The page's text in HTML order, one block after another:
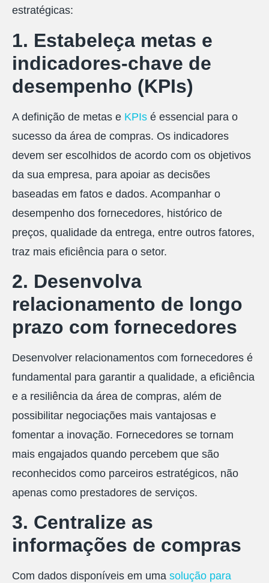
estratégicas:
1. Estabeleça metas e
indicadores-chave de
desempenho (KPIs)
A definição de metas e KPIs é essencial para o
sucesso da área de compras. Os indicadores
devem ser escolhidos de acordo com os objetivos
da sua empresa, para apoiar as decisões
baseadas em fatos e dados. Acompanhar o
desempenho dos fornecedores, histórico de
preços, qualidade da entrega, entre outros fatores,
traz mais eficiência para o setor.
2. Desenvolva
relacionamento de longo
prazo com fornecedores
Desenvolver relacionamentos com fornecedores é
fundamental para garantir a qualidade, a eficiência
e a resiliência da área de compras, além de
possibilitar negociações mais vantajosas e
fomentar a inovação. Fornecedores se tornam
mais engajados quando percebem que são
reconhecidos como parceiros estratégicos, não
apenas como prestadores de serviços.
3. Centralize as
informações de compras
Com dados disponíveis em uma solução para